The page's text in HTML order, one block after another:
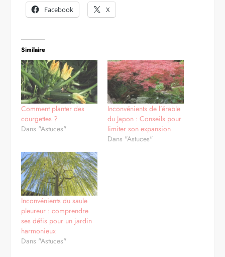
Facebook
X
Similaire
Comment planter des
courgettes ?
Dans "Astuces"
Inconvénients de l’érable
du Japon : Conseils pour
limiter son expansion
Dans "Astuces"
Inconvénients du saule
pleureur : comprendre
ses défis pour un jardin
harmonieux
Dans "Astuces"